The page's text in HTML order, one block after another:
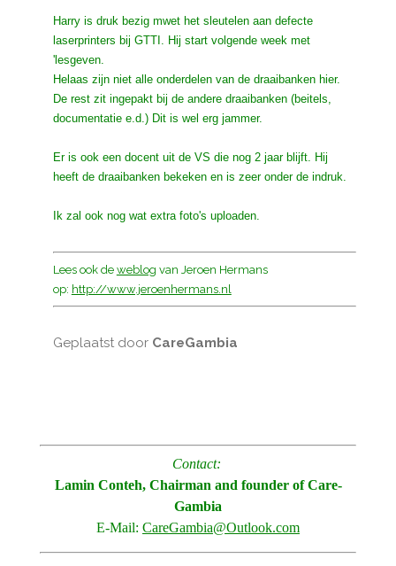
Harry is druk bezig mwet het sleutelen aan defecte
laserprinters bij GTTI. Hij start volgende week met
'lesgeven.
Helaas zijn niet alle onderdelen van de draaibanken hier.
De rest zit ingepakt bij de andere draaibanken (beitels,
documentatie e.d.) Dit is wel erg jammer.
Er is ook een docent uit de VS die nog 2 jaar blijft. Hij
heeft de draaibanken bekeken en is zeer onder de indruk.
Ik zal ook nog wat extra foto's uploaden.
Lees ook de weblog van Jeroen Hermans
op: http://www.jeroenhermans.nl
Geplaatst door CareGambia
Contact:
Lamin Conteh, Chairman and founder of Care-
Gambia
E-Mail: CareGambia@Outlook.com